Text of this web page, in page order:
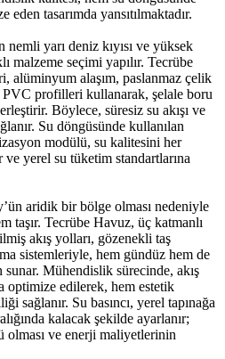
tasarımda yansıtılmaktadır.
yarı deniz kıyısı ve yüksek
malzeme seçimi yapılır. Tecrübe
alüminyum alaşım, paslanmaz çelik
PVC profilleri kullanarak, şelale boru
Böylece, süresiz su akışı ve
Su döngüsünde kullanılan
modülü, su kalitesini her
yerel su tüketim standartlarına
aridik bir bölge olması nedeniyle
taşır. Tecrübe Havuz, üç katmanlı
akış yolları, gözenekli taş
sistemleriyle, hem gündüz hem de
Mühendislik sürecinde, akış
optimize edilerek, hem estetik
sağlanır. Su basıncı, yerel tapınağa
kalacak şekilde ayarlanır;
olması ve enerji maliyetlerinin